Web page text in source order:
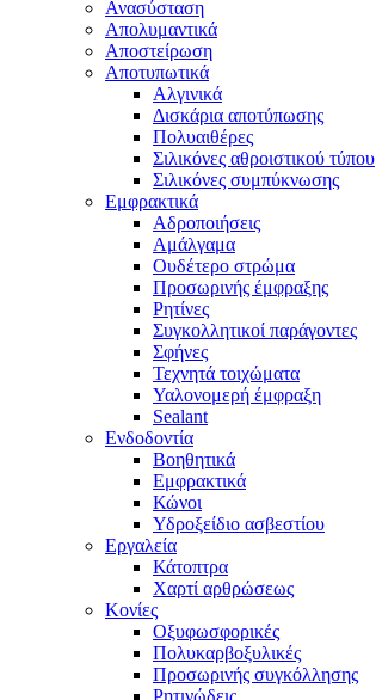
Ανασύσταση
Απολυμαντικά
Αποστείρωση
Αποτυπωτικά
Αλγινικά
Δισκάρια αποτύπωσης
Πολυαιθέρες
Σιλικόνες αθροιστικού τύπου
Σιλικόνες συμπύκνωσης
Εμφρακτικά
Αδροποιήσεις
Αμάλγαμα
Ουδέτερο στρώμα
Προσωρινής έμφραξης
Ρητίνες
Συγκολλητικοί παράγοντες
Σφήνες
Τεχνητά τοιχώματα
Υαλονομερή έμφραξη
Sealant
Ενδοδοντία
Βοηθητικά
Εμφρακτικά
Κώνοι
Υδροξείδιο ασβεστίου
Εργαλεία
Κάτοπτρα
Χαρτί αρθρώσεως
Κονίες
Οξυφωσφορικές
Πολυκαρβοξυλικές
Προσωρινής συγκόλλησης